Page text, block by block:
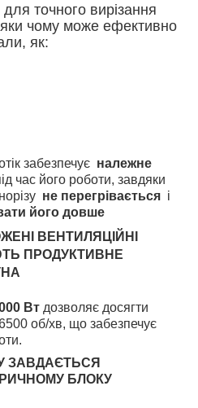
точного вирізання
чому може ефективно
як:
ЗАВДАЄТЬСЯ
БЛОКУ
Вт дозволяє досягти
об/хв, що забезпечує
ВЕНТИЛЯЦІЙНІ
ПРОДУКТИВНЕ
забезпечує належне
час його роботи, завдяки
не перегрівається і
його довше